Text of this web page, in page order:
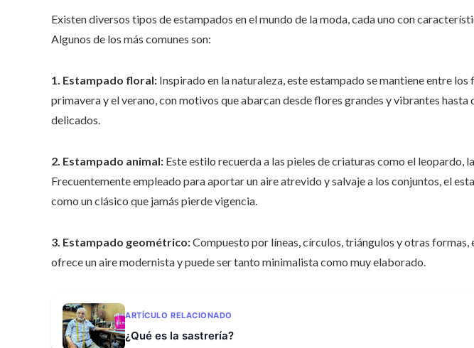
Existen diversos tipos de estampados en el mundo de la moda, cada uno con
Algunos de los más comunes son:
1. Estampado floral: Inspirado en la naturaleza, este estampado se mantiene entre
primavera y el verano, con motivos que abarcan desde flores grandes y vibrantes hasta
delicados.
2. Estampado animal: Este estilo recuerda a las pieles de criaturas como el leopardo,
Frecuentemente empleado para aportar un aire atrevido y salvaje a los conjuntos, el
como un clásico que jamás pierde vigencia.
3. Estampado geométrico:Compuesto por líneas, círculos, triángulos y otras
ofrece un aire modernista y puede ser tanto minimalista como muy elaborado.
ARTÍCULO RELACIONADO
¿Qué es la sastrería?